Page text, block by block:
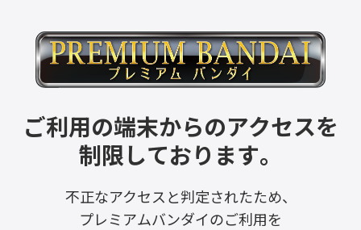
ご利用の端末からのアクセスを
制限しております。
不正なアクセスと判定されたため、
プレミアムバンダイのご利用を